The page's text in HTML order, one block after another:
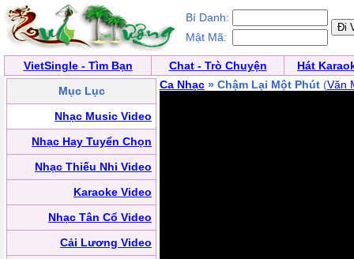
Bí Danh:
Mật Mã:
VietSingle - Tìm Bạn Chat - Trò Chuyện
Hát
Mục Lục
Nhạc Music Video
Nhạc Hay Tuyển Chọn
Nhạc Thiếu Nhi Video
Karaoke Video
Nhạc Tân Cổ Video
Cải Lương Video
Ca Nhạc » Chậm Lại Một Phút (Văn